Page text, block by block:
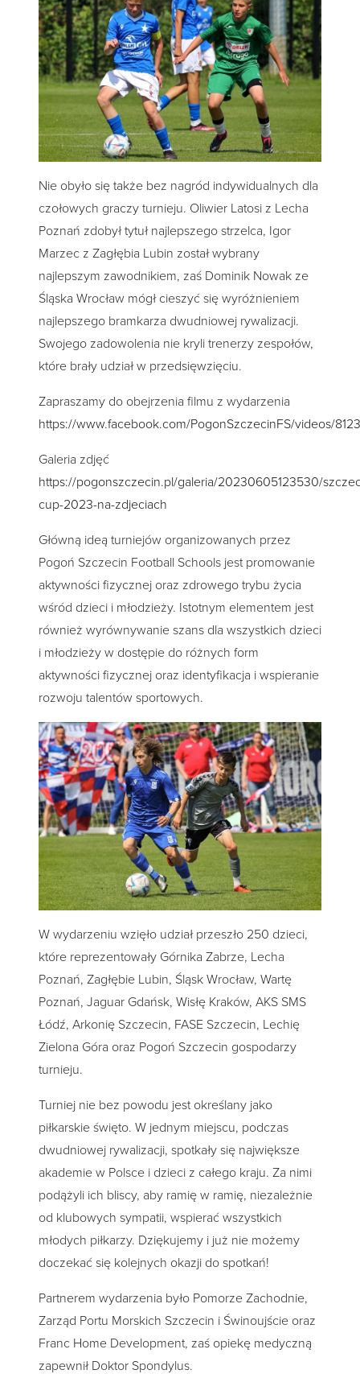
Nie obyło się także bez nagród indywidualnych dla
czołowych graczy turnieju. Oliwier Latosi z Lecha
Poznań zdobył tytuł najlepszego strzelca, Igor
Marzec z Zagłębia Lubin został wybrany
najlepszym zawodnikiem, zaś Dominik Nowak ze
Śląska Wrocław mógł cieszyć się wyróżnieniem
najlepszego bramkarza dwudniowej rywalizacji.
Swojego zadowolenia nie kryli trenerzy zespołów,
które brały udział w przedsięwzięciu.
Zapraszamy do obejrzenia filmu z wydarzenia
https://www.facebook.com/PogonSzczecinFS/videos/
Galeria zdjęć
https://pogonszczecin.pl/galeria/20230605123530/
cup-2023-na-zdjeciach
Główną ideą turniejów organizowanych przez
Pogoń Szczecin Football Schools jest promowanie
aktywności fizycznej oraz zdrowego trybu życia
wśród dzieci i młodzieży. Istotnym elementem jest
również wyrównywanie szans dla wszystkich dzieci
i młodzieży w dostępie do różnych form
aktywności fizycznej oraz identyfikacja i wspieranie
rozwoju talentów sportowych.
W wydarzeniu wzięło udział przeszło 250 dzieci,
które reprezentowały Górnika Zabrze, Lecha
Poznań, Zagłębie Lubin, Śląsk Wrocław, Wartę
Poznań, Jaguar Gdańsk, Wisłę Kraków, AKS SMS
Łódź, Arkonię Szczecin, FASE Szczecin, Lechię
Zielona Góra oraz Pogoń Szczecin gospodarzy
turnieju.
Turniej nie bez powodu jest określany jako
piłkarskie święto. W jednym miejscu, podczas
dwudniowej rywalizacji, spotkały się największe
akademie w Polsce i dzieci z całego kraju. Za nimi
podążyli ich bliscy, aby ramię w ramię, niezależnie
od klubowych sympatii, wspierać wszystkich
młodych piłkarzy. Dziękujemy i już nie możemy
doczekać się kolejnych okazji do spotkań!
Partnerem wydarzenia było Pomorze Zachodnie,
Zarząd Portu Morskich Szczecin i Świnoujście oraz
Franc Home Development, zaś opiekę medyczną
zapewnił Doktor Spondylus.